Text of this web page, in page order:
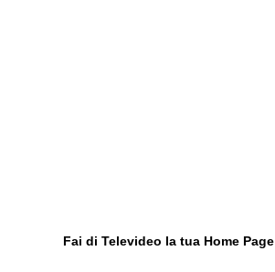
Fai di Televideo la tua Home Page